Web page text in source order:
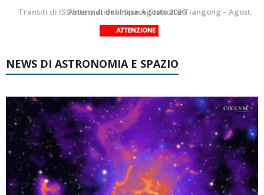
Transiti di ISS International Space Station e Tiangong – Agosto 2026
La Luna del Mese – Agosto 2026
NEWS DI ASTRONOMIA E SPAZIO